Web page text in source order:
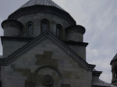
Русі. На честь